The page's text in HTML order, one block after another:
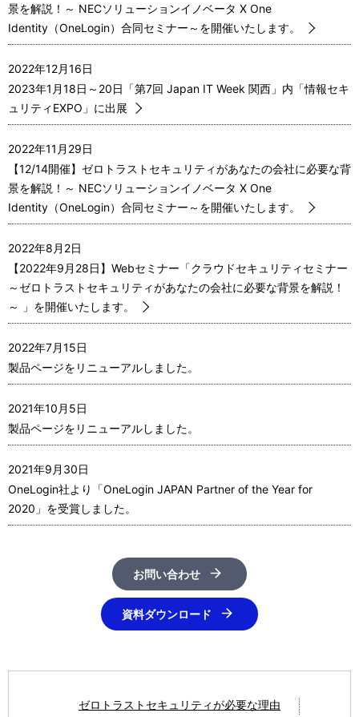
景を解説！～ NECソリューションイノベータ X One
Identity（OneLogin）合同セミナー～を開催いたします。
2022年12月16日
2023年1月18日～20日「第7回 Japan IT Week 関西」内「情報セキ
ュリティEXPO」に出展
2022年11月29日
【12/14開催】ゼロトラストセキュリティがあなたの会社に必要な背
景を解説！～ NECソリューションイノベータ X One
Identity（OneLogin）合同セミナー～を開催いたします。
2022年8月2日
【2022年9月28日】Webセミナー「クラウドセキュリティセミナー
～ゼロトラストセキュリティがあなたの会社に必要な背景を解説！
～ 」を開催いたします。
2022年7月15日
製品ページをリニューアルしました。
2021年10月5日
製品ページをリニューアルしました。
2021年9月30日
OneLogin社より「OneLogin JAPAN Partner of the Year for
2020」を受賞しました。
お問い合わせ
資料ダウンロード
ゼロトラストセキュリティが必要な理由